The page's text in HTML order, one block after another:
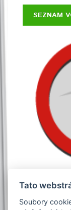
SEZNAM
Tato
Soubory